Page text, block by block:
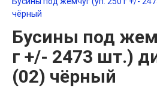
чёрный
Бусины под
г +/- 2473 шт.)
(02) чёрный